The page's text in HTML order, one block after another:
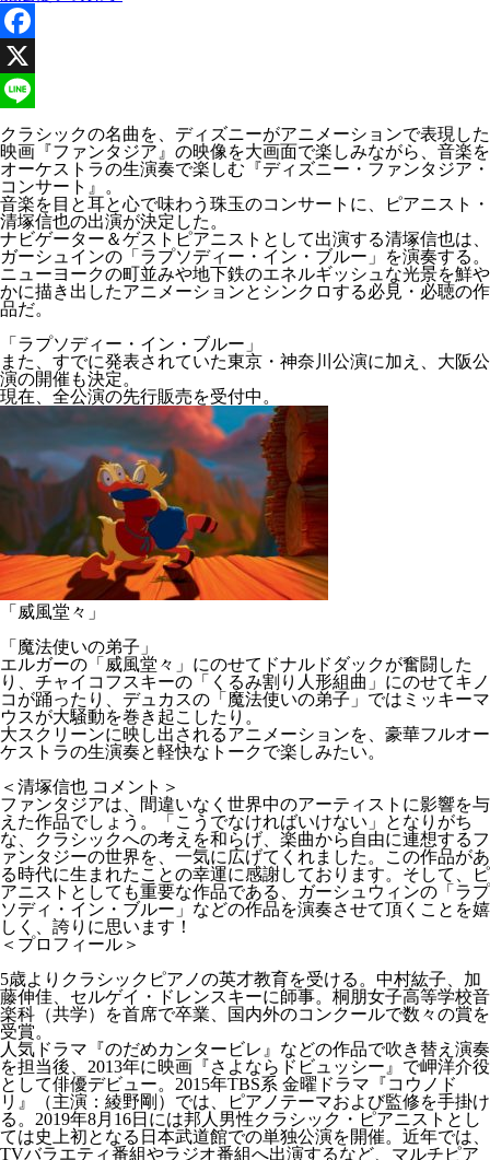
Facebook
X
Line
クラシックの名曲を、ディズニーがアニメーションで表現した
映画『ファンタジア』の映像を大画面で楽しみながら、音楽を
オーケストラの生演奏で楽しむ『ディズニー・ファンタジア・
コンサート』。
音楽を目と耳と心で味わう珠玉のコンサートに、ピアニスト・
清塚信也の出演が決定した。
ナビゲーター＆ゲストピアニストとして出演する清塚信也は、
ガーシュインの「ラプソディー・イン・ブルー」を演奏する。
ニューヨークの町並みや地下鉄のエネルギッシュな光景を鮮や
かに描き出したアニメーションとシンクロする必見・必聴の作
品だ。
「ラプソディー・イン・ブルー」
また、すでに発表されていた東京・神奈川公演に加え、大阪公
演の開催も決定。
現在、全公演の先行販売を受付中。
「威風堂々」
「魔法使いの弟子」
エルガーの「威風堂々」にのせてドナルドダックが奮闘した
り、チャイコフスキーの「くるみ割り人形組曲」にのせてキノ
コが踊ったり、デュカスの「魔法使いの弟子」ではミッキーマ
ウスが大騒動を巻き起こしたり。
大スクリーンに映し出されるアニメーションを、豪華フルオー
ケストラの生演奏と軽快なトークで楽しみたい。
＜清塚信也 コメント＞
ファンタジアは、間違いなく世界中のアーティストに影響を与
えた作品でしょう。「こうでなければいけない」となりがち
な、クラシックへの考えを和らげ、楽曲から自由に連想するフ
ァンタジーの世界を、一気に広げてくれました。この作品があ
る時代に生まれたことの幸運に感謝しております。そして、ピ
アニストとしても重要な作品である、ガーシュウィンの「ラプ
ソディ・イン・ブルー」などの作品を演奏させて頂くことを嬉
しく、誇りに思います！
＜プロフィール＞
5歳よりクラシックピアノの英才教育を受ける。中村紘子、加
藤伸佳、セルゲイ・ドレンスキーに師事。桐朋女子高等学校音
楽科（共学）を首席で卒業、国内外のコンクールで数々の賞を
受賞。
人気ドラマ『のだめカンタービレ』などの作品で吹き替え演奏
を担当後、2013年に映画『さよならドビュッシー』で岬洋介役
として俳優デビュー。2015年TBS系 金曜ドラマ『コウノド
リ』（主演：綾野剛）では、ピアノテーマおよび監修を手掛け
る。2019年8月16日には邦人男性クラシック・ピアニストとし
ては史上初となる日本武道館での単独公演を開催。近年では、
TVバラエティ番組やラジオ番組へ出演するなど、マルチピア